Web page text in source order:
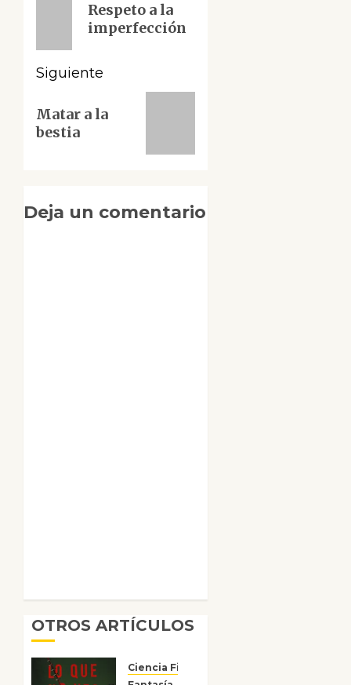
entradas
anterior:
Respeto a la
imperfección
Siguiente
entrada:
Matar a la
bestia
Deja un comentario
OTROS ARTÍCULOS
Ciencia Ficción